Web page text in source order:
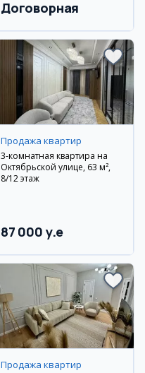
Договорная
Продажа квартир
3-комнатная квартира на
Октябрьской улице, 63 м²,
8/12 этаж
87 000 y.e
Продажа квартир